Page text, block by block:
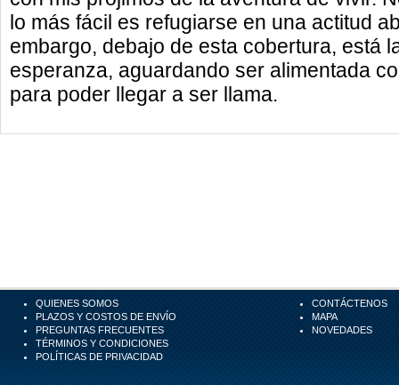
lo más fácil es refugiarse en una actitud
embargo, debajo de esta cobertura, está
esperanza, aguardando ser alimentada
para poder llegar a ser llama.
QUIENES SOMOS
PLAZOS Y COSTOS DE ENVÍO
PREGUNTAS FRECUENTES
TÉRMINOS Y CONDICIONES
POLÍTICAS DE PRIVACIDAD
CONTÁCTENOS
MAPA
NOVEDADES